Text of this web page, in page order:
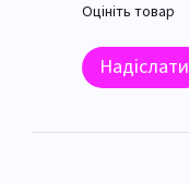
Оцініть товар
Надіслати